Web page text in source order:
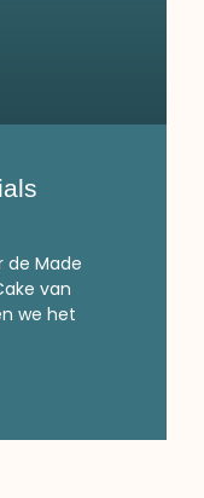
de Made
van
we het